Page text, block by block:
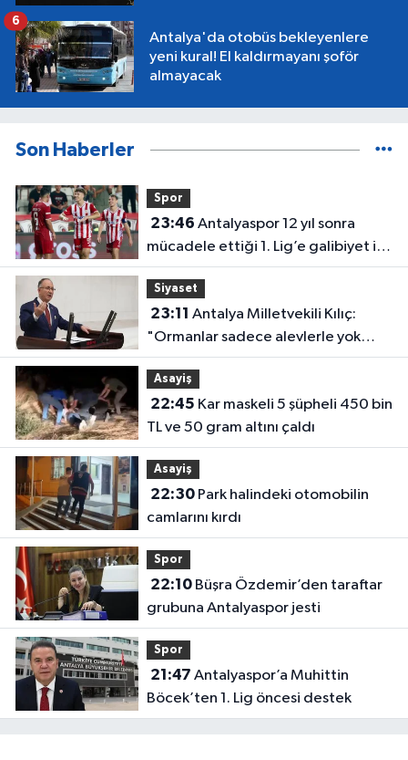
Antalya'da otobüs bekleyenlere
yeni kural! El kaldırmayanı şoför
almayacak
6
Son Haberler
Spor
23:46
mücadele ettiği 1. Lig’e galibiyet ile
başladı
Siyaset
23:11
"Ormanlar sadece alevlerle yok
olmuyor"
Asayiş
22:45
TL ve 50 gram altını çaldı
Asayiş
22:30Park halindeki otomobilin
camlarını kırdı
Spor
22:10Büşra Özdemir’den taraftar
grubuna Antalyaspor jesti
Spor
21:47
Böcek’ten 1. Lig öncesi destek